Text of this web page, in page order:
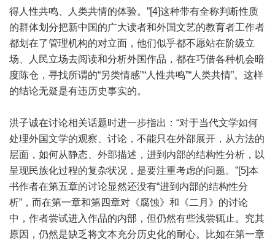
得人性共鸣、人类共情的体验。”[4]这种带有全称判断性质
的群体划分把新中国的广大读者和外国文艺的教育者工作者
都划在了管理机构的对立面，他们似乎都不愿站在阶级立
场、人民立场去阅读和分析外国作品，都在巧借各种机会暗
度陈仓，寻找所谓的“另类情感”“人性共鸣”“人类共情”。这样
的结论无疑是有违历史事实的。
洪子诚在讨论相关话题时进一步指出：“对于当代文学如何
处理外国文学的观察、讨论，不能只在外部展开，从方法的
层面，如何从静态、外部描述，进到内部的结构性分析，以
呈现民族化过程的复杂状况，是要注重考虑的问题。”[5]本
书作者在第五章的讨论显然还没有“进到内部的结构性分
析”，而在第一章和第四章对《腐蚀》和《二月》的讨论
中，作者尝试进入作品的内部，但仍然有些浅尝辄止。究其
原因，仍然是缺乏将文本充分历史化的耐心。比如在第一章